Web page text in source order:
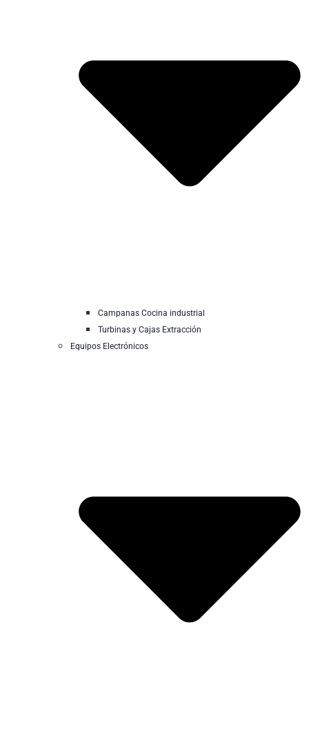
Campanas Cocina industrial
Turbinas y Cajas Extracción
Equipos Electrónicos